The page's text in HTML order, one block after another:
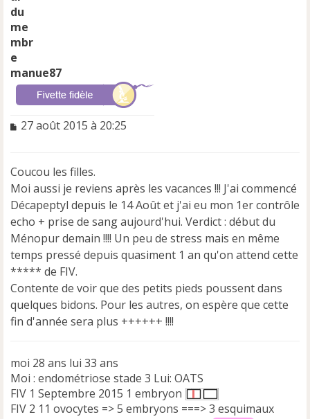
manue87
M
a
g
e
n
o
n
l
u
27 août 2015 à 20:25
Coucou les filles.
Moi aussi je reviens après les vacances !!! J'ai commencé
Décapeptyl depuis le 14 Août et j'ai eu mon 1er contrôle
echo + prise de sang aujourd'hui. Verdict : début du
Ménopur demain !!!! Un peu de stress mais en même
temps pressé depuis quasiment 1 an qu'on attend cette
***** de FIV.
Contente de voir que des petits pieds poussent dans
quelques bidons. Pour les autres, on espère que cette
fin d'année sera plus ++++++ !!!!
moi 28 ans lui 33 ans
Moi : endométriose stade 3 Lui: OATS
FIV 1 Septembre 2015 1 embryon
FIV 2 11 ovocytes => 5 embryons ===> 3 esquimaux